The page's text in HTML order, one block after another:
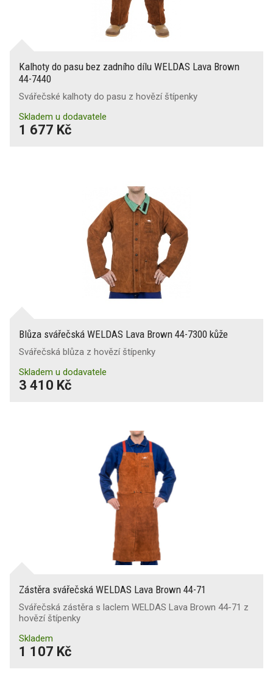
Kalhoty do pasu bez zadního dílu WELDAS Lava Brown
44-7440
Svářečské kalhoty do pasu z hovězí štípenky
Skladem u dodavatele
1 677 Kč
Blůza svářečská WELDAS Lava Brown 44-7300 kůže
Svářečská blůza z hovězí štípenky
Skladem u dodavatele
3 410 Kč
Zástěra svářečská WELDAS Lava Brown 44-71
Svářečská zástěra s laclem WELDAS Lava Brown 44-71 z
hovězí štípenky
Skladem
1 107 Kč